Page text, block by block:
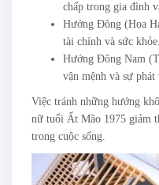
chấp trong gia đình
Hướng Đông (Họa
tài chính và sức khỏe.
Hướng Đông Nam
vận mệnh và sự phát
Việc tránh những hướng
nữ tuổi Ất Mão 1975 giảm
trong cuộc sống.